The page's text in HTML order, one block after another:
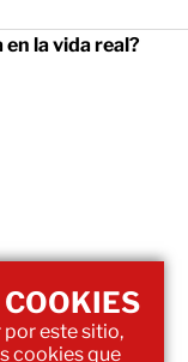
en la vida real?
COOKIES
este sitio,
cookies que